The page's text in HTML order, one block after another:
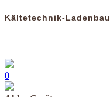
Kältetechnik-Ladenbau
0